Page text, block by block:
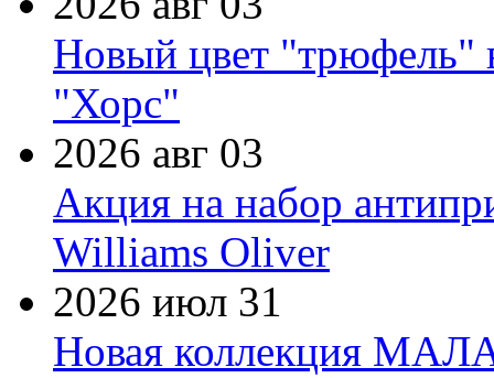
Новый цвет "трюфель"
"Хорс"
2026 авг 03
Акция на набор
Williams Oliver
2026 июл 31
Новая коллекция